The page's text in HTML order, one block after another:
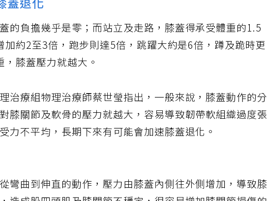
蓋退化
的負擔幾乎是零；而站立及走路，膝蓋得承受體重的1.5
加約2至3倍，跑步則達5倍，跳躍大約是6倍，蹲及跪時更
膝蓋壓力就越大。
治療組物理治療師蔡世瑩指出，一般來說，膝蓋動作的分
膝關節及軟骨的壓力就越大，容易導致韌帶軟組織過度張
力不平均，長期下來有可能會加速膝蓋退化。
彎曲到伸直的動作，壓力由膝蓋內側往外側增加，導致膝